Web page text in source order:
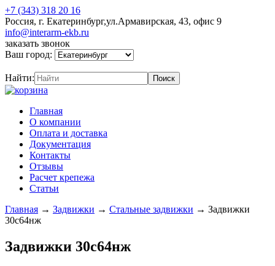
+7 (343) 318 20 16
Россия, г. Екатеринбург,ул.Армавирская, 43, офис 9
info@interarm-ekb.ru
заказать звонок
Ваш город:
Найти:
Главная
О компании
Оплата и доставка
Документация
Контакты
Отзывы
Расчет крепежа
Статьи
Главная → Задвижки → Стальные задвижки → Задвижки
30с64нж
Задвижки 30с64нж